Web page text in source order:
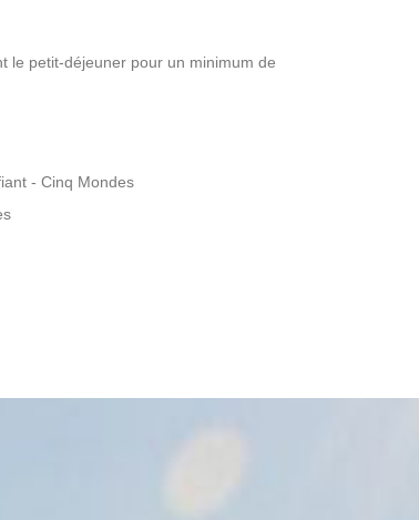
le petit-déjeuner pour un minimum de
- Cinq Mondes